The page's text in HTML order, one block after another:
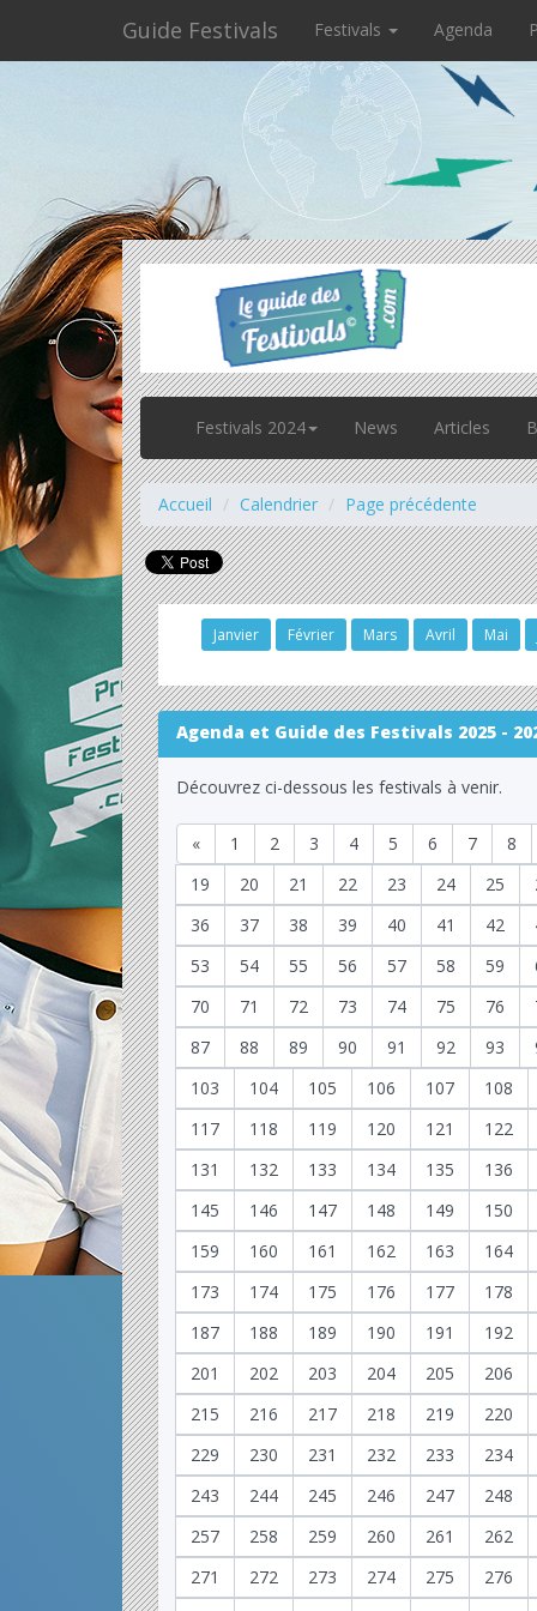
Guide Festivals Festivals Agenda
Festivals 2024 News Articles
Accueil Calendrier Page précédente
Janvier Février Mars Avril Mai
Agenda et Guide des Festivals 2025 -
Découvrez ci-dessous les festivals à venir.
« 1 2 3 4 5 6 7
8
19
20 21 22 23 24 25
36
37 38 39 40 41 42
53
54 55 56 57 58 59
70
71 72 73 74 75 76
87
88 89 90 91 92 93
103
104 105 106 107
108
117
118 119 120 121
122
131
132 133 134 135
136
145
146 147 148 149
150
159
160 161 162 163
164
173
174 175 176 177
178
187
188 189 190 191
192
201
202 203 204 205
206
215
216 217 218 219
220
229
230 231 232 233
234
243
244 245 246 247
248
257
258 259 260 261
262
271
272 273 274 275
276